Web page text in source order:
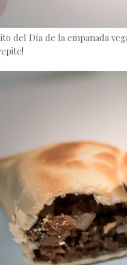
del Día de la empanada